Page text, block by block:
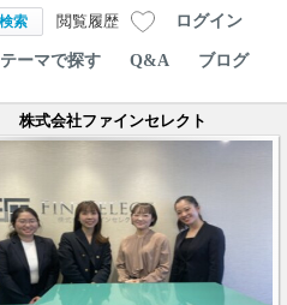
閲覧履歴 ログイン
テーマで探す Q&A ブログ
株式会社ファインセレクト